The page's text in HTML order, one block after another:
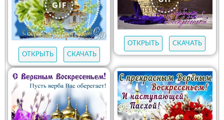
ОТКРЫТЬ СКАЧАТЬ
ОТКРЫТЬ СКАЧАТЬ